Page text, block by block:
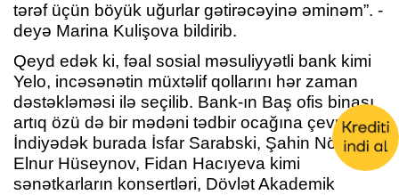
tərəf üçün böyük uğurlar gətirəcəyinə əminəm”. -
deyə Marina Kulişova bildirib.
Qeyd edək ki, fəal sosial məsuliyyətli bank kimi
Yelo, incəsənətin müxtəlif qollarını hər zaman
dəstəkləməsi ilə seçilib. Bank-ın Baş ofis binası
artıq özü də bir mədəni tədbir ocağına çevrilib.
İndiyədək burada İsfar Sarabski, Şahin Növrəsli,
Elnur Hüseynov, Fidan Hacıyeva kimi
sənətkarların konsertləri, Dövlət Akademik